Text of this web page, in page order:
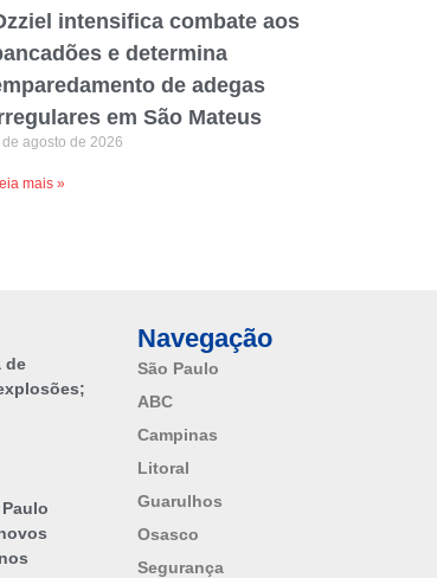
intensifica combate aos
e determina
de adegas
em São Mateus
de agosto de 2026
mais »
de
Navegação
São Paulo
ABC
Campinas
Litoral
Guarulhos
Osasco
Segurança